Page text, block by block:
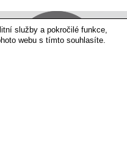
služby a pokročilé funkce,
webu s tímto souhlasíte.